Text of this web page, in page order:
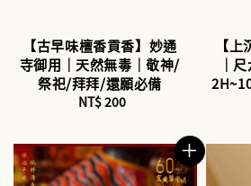
【古早味檀香貢香】妙通
寺御用｜天然無毒｜敬神/
祭祀/拜拜/還願必備
Regular
NT$ 200
【
｜